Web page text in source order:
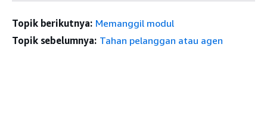
Topik berikutnya: Memanggil modul
Topik sebelumnya: Tahan pelanggan atau agen